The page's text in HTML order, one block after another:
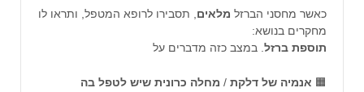
כאשר מחסני הברזל מלאים , תסבירו לרופא המטפל, ותראו לו
מחקרים בנושא:
תוספת ברזל . במצב כזה מדברים על
🟧 אנמיה של דלקת / מחלה כרונית שיש לטפל בה